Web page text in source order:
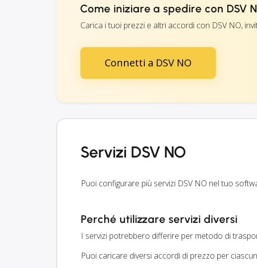
Come iniziare a spedire con DSV
Carica i tuoi prezzi e altri accordi con DSV NO,
Connetti a DSV NO
Servizi DSV NO
Puoi configurare più servizi DSV NO nel tuo
Perché utilizzare servizi diversi
I servizi potrebbero differire per metodo di
Puoi caricare diversi accordi di prezzo per